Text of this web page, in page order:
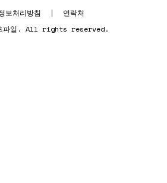
보처리방침 |
연락처
파일. All rights reserved.